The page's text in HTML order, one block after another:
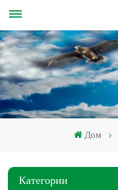
Дом
Категории